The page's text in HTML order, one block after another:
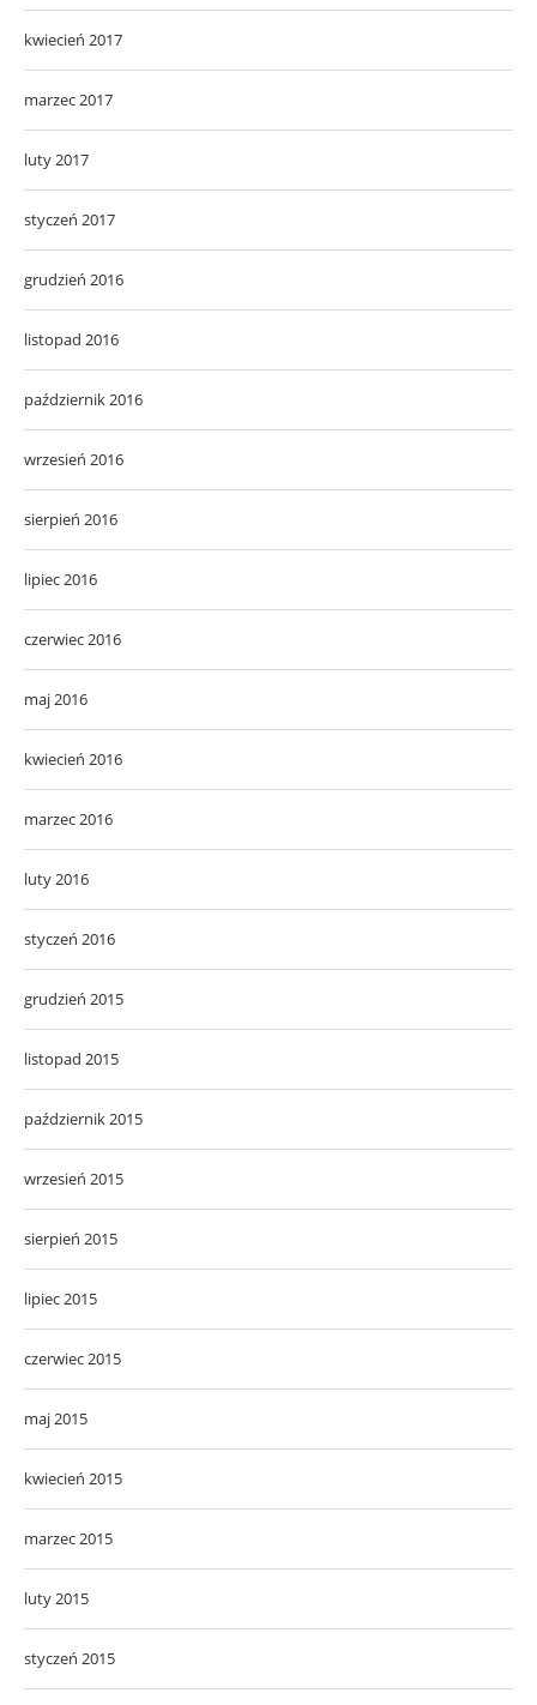
kwiecień 2017
marzec 2017
luty 2017
styczeń 2017
grudzień 2016
listopad 2016
październik 2016
wrzesień 2016
sierpień 2016
lipiec 2016
czerwiec 2016
maj 2016
kwiecień 2016
marzec 2016
luty 2016
styczeń 2016
grudzień 2015
listopad 2015
październik 2015
wrzesień 2015
sierpień 2015
lipiec 2015
czerwiec 2015
maj 2015
kwiecień 2015
marzec 2015
luty 2015
styczeń 2015